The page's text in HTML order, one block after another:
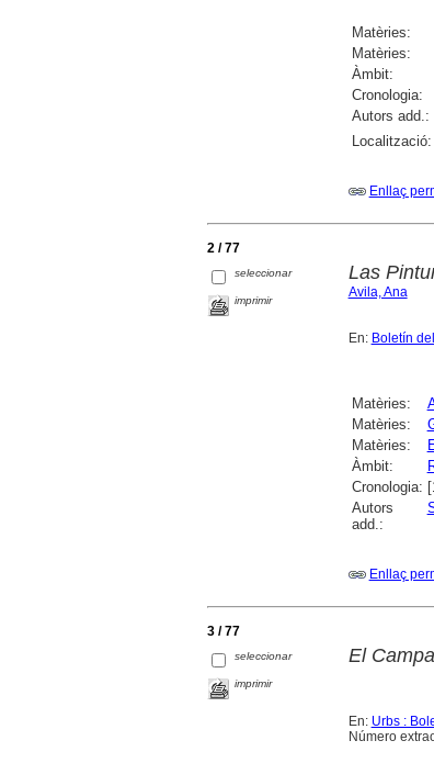
Matèries:
Matèries:
Àmbit:
Cronologia:
Autors add.:
Localització:
Enllaç
2 / 77
seleccionar
imprimir
Las
Avila, Ana
En: Boletín
Matèries:
Matèries:
Matèries:
Àmbit:
Cronologia:
Autors
add.:
Enllaç
3 / 77
seleccionar
imprimir
El
En: Urbs :
Número